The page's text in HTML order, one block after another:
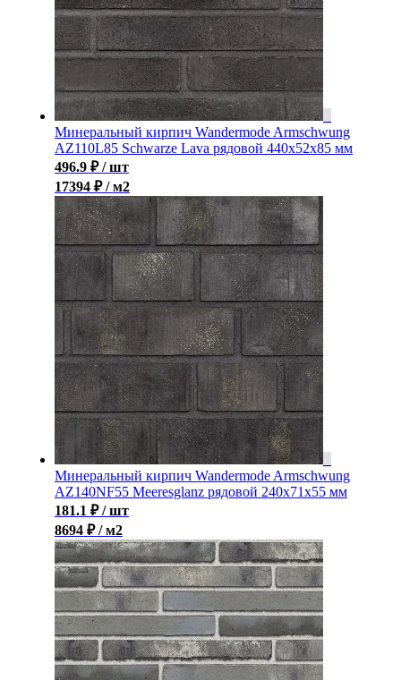
Минеральный кирпич Wandermode Armschwung
AZ110L85 Schwarze Lava рядовой 440x52x85 мм
496.9 ₽ / шт
17394 ₽ / м2
Минеральный кирпич Wandermode Armschwung
AZ140NF55 Meeresglanz рядовой 240x71x55 мм
181.1 ₽ / шт
8694 ₽ / м2